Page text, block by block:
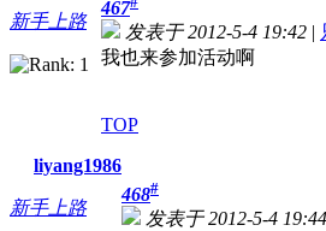
新手上路
467
发表于 2012-5-4 19:42 |
我也来参加活动啊
TOP
liyang1986
新手上路
468#
发表于 2012-5-4 19:44